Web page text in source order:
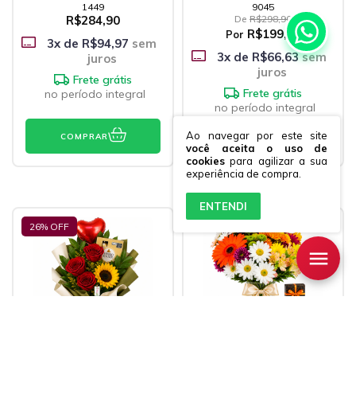
Ao navegar por este site
você aceita o uso de
cookies para agilizar a sua
experiência de compra.
ENTENDI
1449
R$284,90
3x de R$94,97 sem
juros
Frete grátis
no período integral
COMPRAR
9045
De R$298,90
Por R$199,90
3x de R$66,63sem
juros
Frete grátis
no período integral
COMPRAR
26% OFF